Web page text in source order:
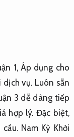
1, Áp dụng cho
dịch vụ. Luôn sẵn
3 dễ dàng tiếp
hợp lý. Đặc biệt,
Nam Kỳ Khởi